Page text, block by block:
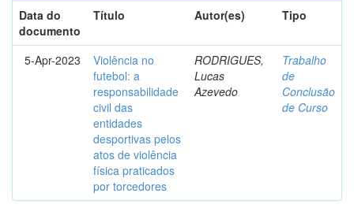
Data do
documento
Título Autor(es) Tipo
5-Apr-2023
Violência no
futebol: a
responsabilidade
civil das
entidades
desportivas pelos
atos de violência
física praticados
por torcedores
RODRIGUES,
Lucas
Azevedo
Trabalho
de
Conclusão
de Curso